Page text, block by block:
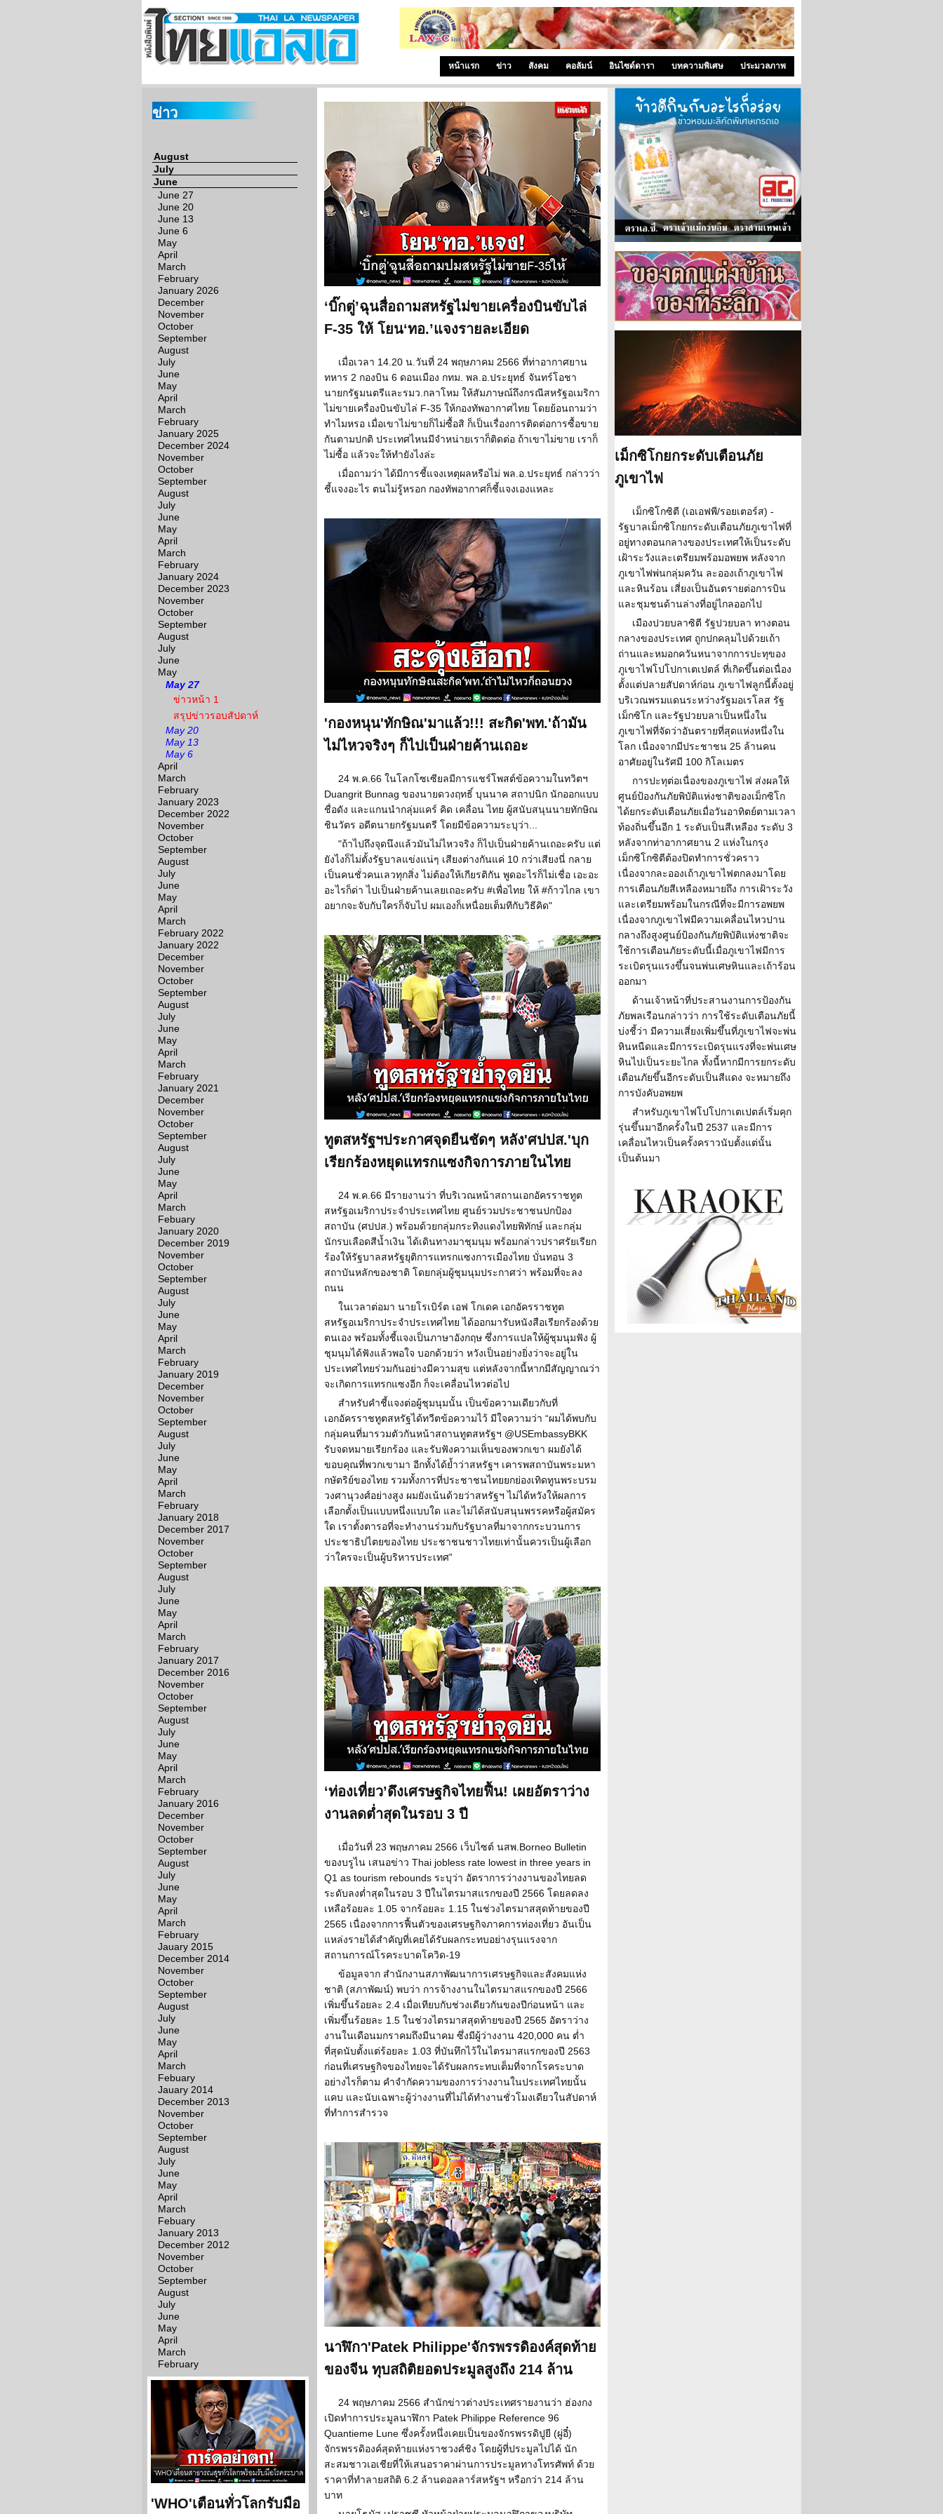
หน้าแรก ข่าว สังคม คอลัมน์ อินไซด์ดารา บทความพิเศษ ประมวลภาพ
ข่าว
August
July
June
June 27
June 20
June 13
June 6
May
April
March
February
January 2026
December
November
October
September
August
July
June
May
April
March
February
January 2025
December 2024
November
October
September
August
July
June
May
April
March
February
January 2024
December 2023
November
October
September
August
July
June
May
May 27
ข่าวหน้า 1
สรุปข่าวรอบสัปดาห์
May 20
May 13
May 6
April
March
February
January 2023
December 2022
November
October
September
August
July
June
May
April
March
February 2022
January 2022
December
November
October
September
August
July
June
May
April
March
February
January 2021
December
November
October
September
August
July
June
May
April
March
Febuary
January 2020
December 2019
November
October
September
August
July
June
May
April
March
February
January 2019
December
November
October
September
August
July
June
May
April
March
February
January 2018
December 2017
November
October
September
August
July
June
May
April
March
February
January 2017
December 2016
November
October
September
August
July
June
May
April
March
February
January 2016
December
November
October
September
August
July
June
May
April
March
February
Jauary 2015
December 2014
November
October
September
August
July
June
May
April
March
Febuary
Jauary 2014
December 2013
November
October
September
August
July
June
May
April
March
Febuary
January 2013
December 2012
November
October
September
August
July
June
May
April
March
February
'WHO'เตือนทั่วโลกรับมือ
‘บิ๊กตู่’ฉุนสื่อถามสหรัฐไม่ขายเครื่องบินขับไล่
F-35 ให้ โยน‘ทอ.’แจงรายละเอียด
เมื่อเวลา 14.20 น.วันที่ 24 พฤษภาคม 2566 ที่ท่าอากาศยาน
ทหาร 2 กองบิน 6 ดอนเมือง กทม. พล.อ.ประยุทธ์ จันทร์โอชา
นายกรัฐมนตรีและรมว.กลาโหม ให้สัมภาษณ์ถึงกรณีสหรัฐอเมริกา
ไม่ขายเครื่องบินขับไล่ F-35 ให้กองทัพอากาศไทย โดยย้อนถามว่า
ทำไมหรอ เมื่อเขาไม่ขายก็ไม่ซื้อสิ ก็เป็นเรื่องการติดต่อการซื้อขาย
กันตามปกติ ประเทศไหนมีจำหน่ายเราก็ติดต่อ ถ้าเขาไม่ขาย เราก็
ไม่ซื้อ แล้วจะให้ทำยังไงล่ะ
เมื่อถามว่า ได้มีการชี้แจงเหตุผลหรือไม่ พล.อ.ประยุทธ์ กล่าวว่า
ชี้แจงอะไร ตนไม่รู้หรอก กองทัพอากาศก็ชี้แจงเองแหละ
'กองหนุน'ทักษิณ'มาแล้ว!!! สะกิด'พท.'ถ้ามัน
ไม่ไหวจริงๆ ก็ไปเป็นฝ่ายค้านเถอะ
24 พ.ค.66 ในโลกโซเซียลมีการแชร์โพสต์ข้อความในทวิตฯ
Duangrit Bunnag ของนายดวงฤทธิ์ บุนนาค สถาปนิก นักออกแบบ
ชื่อดัง และแกนนำกลุ่มแคร์ คิด เคลื่อน ไทย ผู้สนับสนุนนายทักษิณ
ชินวัตร อดีตนายกรัฐมนตรี โดยมีข้อความระบุว่า...
"ถ้าไปถึงจุดนึงแล้วมันไม่ไหวจริง ก็ไปเป็นฝ่ายค้านเถอะครับ แต่
ยังไงก็ไม่ตั้งรัฐบาลแข่งแน่ๆ เสียงต่างกันแค่ 10 กว่าเสียงนี่ กลาย
เป็นคนชั่วคนเลวทุกสิ่ง ไม่ต้องให้เกียรติกัน พูดอะไรก็ไม่เชื่อ เอะอะ
อะไรก็ด่า ไปเป็นฝ่ายค้านเลยเถอะครับ #เพื่อไทย ให้ #ก้าวไกล เขา
อยากจะจับกับใครก็จับไป ผมเองก็เหนื่อยเต็มทีกับวิธีคิด"
ทูตสหรัฐฯประกาศจุดยืนชัดๆ หลัง'ศปปส.'บุก
เรียกร้องหยุดแทรกแซงกิจการภายในไทย
24 พ.ค.66 มีรายงานว่า ที่บริเวณหน้าสถานเอกอัครราชทูต
สหรัฐอเมริกาประจำประเทศไทย ศูนย์รวมประชาชนปกป้อง
สถาบัน (ศปปส.) พร้อมด้วยกลุ่มกระทิงแดงไทยพิทักษ์ และกลุ่ม
นักรบเลือดสีน้ำเงิน ได้เดินทางมาชุมนุม พร้อมกล่าวปราศรัยเรียก
ร้องให้รัฐบาลสหรัฐยุติการแทรกแซงการเมืองไทย บั่นทอน 3
สถาบันหลักของชาติ โดยกลุ่มผู้ชุมนุมประกาศว่า พร้อมที่จะลง
ถนน
ในเวลาต่อมา นายโรเบิร์ต เอฟ โกเดค เอกอัครราชทูต
สหรัฐอเมริกาประจำประเทศไทย ได้ออกมารับหนังสือเรียกร้องด้วย
ตนเอง พร้อมทั้งชี้แจงเป็นภาษาอังกฤษ ซึ่งการแปลให้ผู้ชุมนุมฟัง ผู้
ชุมนุมได้ฟังแล้วพอใจ บอกด้วยว่า หวังเป็นอย่างยิ่งว่าจะอยู่ใน
ประเทศไทยร่วมกันอย่างมีความสุข แต่หลังจากนี้หากมีสัญญาณว่า
จะเกิดการแทรกแซงอีก ก็จะเคลื่อนไหวต่อไป
สำหรับคำชี้แจงต่อผู้ชุมนุมนั้น เป็นข้อความเดียวกับที่
เอกอัครราชทูตสหรัฐได้ทวีตข้อความไว้ มีใจความว่า “ผมได้พบกับ
กลุ่มคนที่มารวมตัวกันหน้าสถานทูตสหรัฐฯ @USEmbassyBKK
รับจดหมายเรียกร้อง และรับฟังความเห็นของพวกเขา ผมยังได้
ขอบคุณที่พวกเขามา อีกทั้งได้ย้ำว่าสหรัฐฯ เคารพสถาบันพระมหา
กษัตริย์ของไทย รวมทั้งการที่ประชาชนไทยยกย่องเทิดทูนพระบรม
วงศานุวงศ์อย่างสูง ผมยังเน้นด้วยว่าสหรัฐฯ ไม่ได้หวังให้ผลการ
เลือกตั้งเป็นแบบหนึ่งแบบใด และไม่ได้สนับสนุนพรรคหรือผู้สมัคร
ใด เราตั้งตารอที่จะทำงานร่วมกับรัฐบาลที่มาจากกระบวนการ
ประชาธิปไตยของไทย ประชาชนชาวไทยเท่านั้นควรเป็นผู้เลือก
ว่าใครจะเป็นผู้บริหารประเทศ”
‘ท่องเที่ยว’ดึงเศรษฐกิจไทยฟื้น! เผยอัตราว่าง
งานลดต่ำสุดในรอบ 3 ปี
เมื่อวันที่ 23 พฤษภาคม 2566 เว็บไซต์ นสพ.Borneo Bulletin
ของบรูไน เสนอข่าว Thai jobless rate lowest in three years in
Q1 as tourism rebounds ระบุว่า อัตราการว่างงานของไทยลด
ระดับลงต่ำสุดในรอบ 3 ปีในไตรมาสแรกของปี 2566 โดยลดลง
เหลือร้อยละ 1.05 จากร้อยละ 1.15 ในช่วงไตรมาสสุดท้ายของปี
2565 เนื่องจากการฟื้นตัวของเศรษฐกิจภาคการท่องเที่ยว อันเป็น
แหล่งรายได้สำคัญที่เคยได้รับผลกระทบอย่างรุนแรงจาก
สถานการณ์โรคระบาดโควิด-19
ข้อมูลจาก สำนักงานสภาพัฒนาการเศรษฐกิจและสังคมแห่ง
ชาติ (สภาพัฒน์) พบว่า การจ้างงานในไตรมาสแรกของปี 2566
เพิ่มขึ้นร้อยละ 2.4 เมื่อเทียบกับช่วงเดียวกันของปีก่อนหน้า และ
เพิ่มขึ้นร้อยละ 1.5 ในช่วงไตรมาสสุดท้ายของปี 2565 อัตราว่าง
งานในเดือนมกราคมถึงมีนาคม ซึ่งมีผู้ว่างงาน 420,000 คน ต่ำ
ที่สุดนับตั้งแต่ร้อยละ 1.03 ที่บันทึกไว้ในไตรมาสแรกของปี 2563
ก่อนที่เศรษฐกิจของไทยจะได้รับผลกระทบเต็มที่จากโรคระบาด
อย่างไรก็ตาม คำจำกัดความของการว่างงานในประเทศไทยนั้น
แคบ และนับเฉพาะผู้ว่างงานที่ไม่ได้ทำงานชั่วโมงเดียวในสัปดาห์
ที่ทำการสำรวจ
นาฬิกา'Patek Philippe'จักรพรรดิองค์สุดท้าย
ของจีน ทุบสถิติยอดประมูลสูงถึง 214 ล้าน
24 พฤษภาคม 2566 สำนักข่าวต่างประเทศรายงานว่า ฮ่องกง
เปิดทำการประมูลนาฬิกา Patek Philippe Reference 96
Quantieme Lune ซึ่งครั้งหนึ่งเคยเป็นของจักรพรรดิปูยี (ผู่อี๋)
จักรพรรดิองค์สุดท้ายแห่งราชวงศ์ชิง โดยผู้ที่ประมูลไปได้ นัก
สะสมชาวเอเชียที่ให้เสนอราคาผ่านการประมูลทางโทรศัพท์ ด้วย
ราคาที่ทำลายสถิติ 6.2 ล้านดอลลาร์สหรัฐฯ หรือกว่า 214 ล้าน
บาท
เม็กซิโกยกระดับเตือนภัย
ภูเขาไฟ
เม็กซิโกซิตี (เอเอฟพี/รอยเตอร์ส) -
รัฐบาลเม็กซิโกยกระดับเตือนภัยภูเขาไฟที่
อยู่ทางตอนกลางของประเทศให้เป็นระดับ
เฝ้าระวังและเตรียมพร้อมอพยพ หลังจาก
ภูเขาไฟพ่นกลุ่มควัน ละอองเถ้าภูเขาไฟ
และหินร้อน เสี่ยงเป็นอันตรายต่อการบิน
และชุมชนด้านล่างที่อยู่ไกลออกไป
เมืองปวยบลาซิตี รัฐปวยบลา ทางตอน
กลางของประเทศ ถูกปกคลุมไปด้วยเถ้า
ถ่านและหมอกควันหนาจากการปะทุของ
ภูเขาไฟโปโปกาเตเปตล์ ที่เกิดขึ้นต่อเนื่อง
ตั้งแต่ปลายสัปดาห์ก่อน ภูเขาไฟลูกนี้ตั้งอยู่
บริเวณพรมแดนระหว่างรัฐมอเรโลส รัฐ
เม็กซิโก และรัฐปวยบลาเป็นหนึ่งใน
ภูเขาไฟที่จัดว่าอันตรายที่สุดแห่งหนึ่งใน
โลก เนื่องจากมีประชาชน 25 ล้านคน
อาศัยอยู่ในรัศมี 100 กิโลเมตร
การปะทุต่อเนื่องของภูเขาไฟ ส่งผลให้
ศูนย์ป้องกันภัยพิบัติแห่งชาติของเม็กซิโก
ได้ยกระดับเตือนภัยเมื่อวันอาทิตย์ตามเวลา
ท้องถิ่นขึ้นอีก 1 ระดับเป็นสีเหลือง ระดับ 3
หลังจากท่าอากาศยาน 2 แห่งในกรุง
เม็กซิโกซิตีต้องปิดทำการชั่วคราว
เนื่องจากละอองเถ้าภูเขาไฟตกลงมาโดย
การเตือนภัยสีเหลืองหมายถึง การเฝ้าระวัง
และเตรียมพร้อมในกรณีที่จะมีการอพยพ
เนื่องจากภูเขาไฟมีความเคลื่อนไหวปาน
กลางถึงสูงศูนย์ป้องกันภัยพิบัติแห่งชาติจะ
ใช้การเตือนภัยระดับนี้เมื่อภูเขาไฟมีการ
ระเบิดรุนแรงขึ้นจนพ่นเศษหินและเถ้าร้อน
ออกมา
ด้านเจ้าหน้าที่ประสานงานการป้องกัน
ภัยพลเรือนกล่าวว่า การใช้ระดับเตือนภัยนี้
บ่งชี้ว่า มีความเสี่ยงเพิ่มขึ้นที่ภูเขาไฟจะพ่น
หินหนืดและมีการระเบิดรุนแรงที่จะพ่นเศษ
หินไปเป็นระยะไกล ทั้งนี้หากมีการยกระดับ
เตือนภัยขึ้นอีกระดับเป็นสีแดง จะหมายถึง
การบังคับอพยพ
สำหรับภูเขาไฟโปโปกาเตเปตล์เริ่มคุก
รุ่นขึ้นมาอีกครั้งในปี 2537 และมีการ
เคลื่อนไหวเป็นครั้งคราวนับตั้งแต่นั้น
เป็นต้นมา